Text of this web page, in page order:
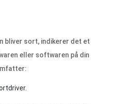
bliver sort, indikerer det et
eller softwaren på din